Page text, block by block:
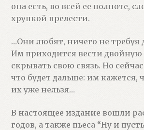
она есть, во всей ее полноте,
хрупкой прелести.
…Они любят, ничего не требуя
Им приходится вести
скрывать свою связь. Но
что будет дальше: им кажется,
их уже нельзя…
В настоящее издание вошли
годов, а также пьеса “Ну и